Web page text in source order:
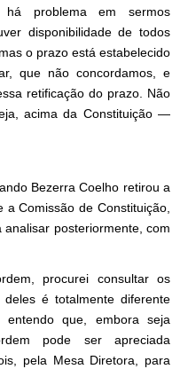
há problema em sermos
disponibilidade de todos
o prazo está estabelecido
que não concordamos, e
retificação do prazo. Não
acima da Constituição —
Bezerra Coelho retirou a
Comissão de Constituição,
posteriormente, com
procurei consultar os
é totalmente diferente
que, embora seja
pode ser apreciada
pela Mesa Diretora, para